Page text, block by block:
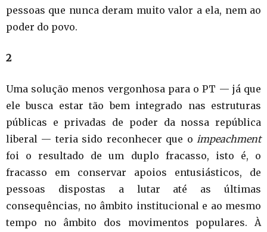
pessoas que nunca deram muito valor a ela, nem ao
poder do povo.
2
Uma solução menos vergonhosa para o PT — já que
ele busca estar tão bem integrado nas estruturas
públicas e privadas de poder da nossa república
liberal — teria sido reconhecer que o impeachment
foi o resultado de um duplo fracasso, isto é, o
fracasso em conservar apoios entusiásticos, de
pessoas dispostas a lutar até as últimas
consequências, no âmbito institucional e ao mesmo
tempo no âmbito dos movimentos populares. À